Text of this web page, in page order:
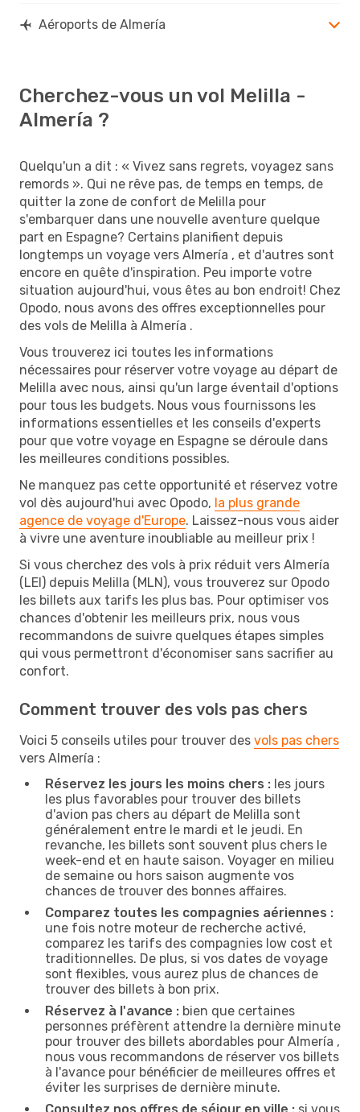
Aéroports de Almería
Cherchez-vous un vol Melilla -
Almería ?
Quelqu'un a dit : « Vivez sans regrets, voyagez sans
remords ». Qui ne rêve pas, de temps en temps, de
quitter la zone de confort de Melilla pour
s'embarquer dans une nouvelle aventure quelque
part en Espagne? Certains planifient depuis
longtemps un voyage vers Almería , et d'autres sont
encore en quête d'inspiration. Peu importe votre
situation aujourd'hui, vous êtes au bon endroit! Chez
Opodo, nous avons des offres exceptionnelles pour
des vols de Melilla à Almería .
Vous trouverez ici toutes les informations
nécessaires pour réserver votre voyage au départ de
Melilla avec nous, ainsi qu'un large éventail d'options
pour tous les budgets. Nous vous fournissons les
informations essentielles et les conseils d'experts
pour que votre voyage en Espagne se déroule dans
les meilleures conditions possibles.
Ne manquez pas cette opportunité et réservez votre
vol dès aujourd'hui avec Opodo, la plus grande
agence de voyage d'Europe. Laissez-nous vous aider
à vivre une aventure inoubliable au meilleur prix !
Si vous cherchez des vols à prix réduit vers Almería
(LEI) depuis Melilla (MLN), vous trouverez sur Opodo
les billets aux tarifs les plus bas. Pour optimiser vos
chances d'obtenir les meilleurs prix, nous vous
recommandons de suivre quelques étapes simples
qui vous permettront d'économiser sans sacrifier au
confort.
Comment trouver des vols pas chers
Voici 5 conseils utiles pour trouver des vols pas chers
vers Almería :
Réservez les jours les moins chers : les jours
les plus favorables pour trouver des billets
d'avion pas chers au départ de Melilla sont
généralement entre le mardi et le jeudi. En
revanche, les billets sont souvent plus chers le
week-end et en haute saison. Voyager en milieu
de semaine ou hors saison augmente vos
chances de trouver des bonnes affaires.
Comparez toutes les compagnies aériennes :
une fois notre moteur de recherche activé,
comparez les tarifs des compagnies low cost et
traditionnelles. De plus, si vos dates de voyage
sont flexibles, vous aurez plus de chances de
trouver des billets à bon prix.
Réservez à l'avance : bien que certaines
personnes préfèrent attendre la dernière minute
pour trouver des billets abordables pour Almería ,
nous vous recommandons de réserver vos billets
à l'avance pour bénéficier de meilleures offres et
éviter les surprises de dernière minute.